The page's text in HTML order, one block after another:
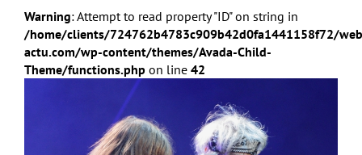
Warning: Attempt to read property "ID" on string in
/home/clients/724762b4783c909b42d0fa1441158f72/
actu.com/wp-content/themes/Avada-Child-
Theme/functions.php on line 42